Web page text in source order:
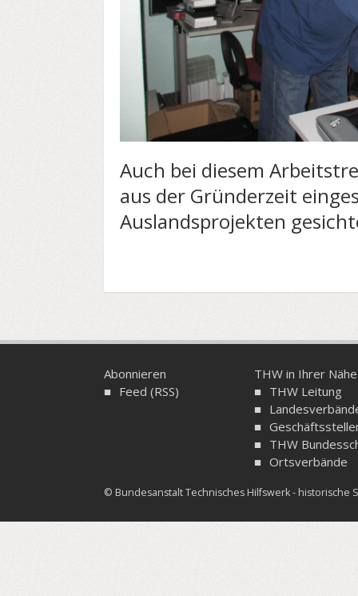
Auch bei diesem
aus der Gründerzeit
Auslandsprojekten
Abonnieren
Feed (RSS)
THW in Ihrer Nähe
THW Leitung
THW
Ortsverbände
© Bundesanstalt Technisches Hilfswerk - historische